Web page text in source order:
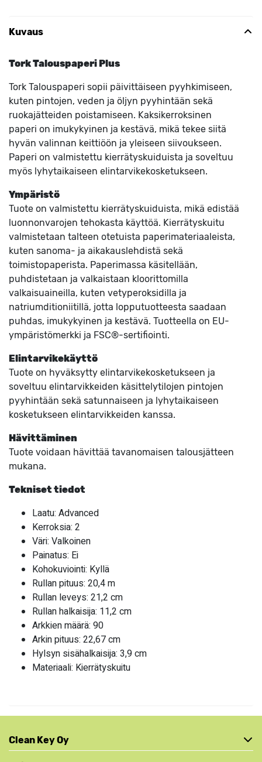
Kuvaus
Tork Talouspaperi Plus
Tork Talouspaperi sopii päivittäiseen pyyhkimiseen,
kuten pintojen, veden ja öljyn pyyhintään sekä
ruokajätteiden poistamiseen. Kaksikerroksinen
paperi on imukykyinen ja kestävä, mikä tekee siitä
hyvän valinnan keittiöön ja yleiseen siivoukseen.
Paperi on valmistettu kierrätyskuiduista ja soveltuu
myös lyhytaikaiseen elintarvikekosketukseen.
Ympäristö
Tuote on valmistettu kierrätyskuiduista, mikä edistää
luonnonvarojen tehokasta käyttöä. Kierrätyskuitu
valmistetaan talteen otetuista paperimateriaaleista,
kuten sanoma- ja aikakauslehdistä sekä
toimistopaperista. Paperimassa käsitellään,
puhdistetaan ja valkaistaan kloorittomilla
valkaisuaineilla, kuten vetyperoksidilla ja
natriumditioniitillä, jotta lopputuotteesta saadaan
puhdas, imukykyinen ja kestävä. Tuotteella on EU-
ympäristömerkki ja FSC®-sertifiointi.
Elintarvikekäyttö
Tuote on hyväksytty elintarvikekosketukseen ja
soveltuu elintarvikkeiden käsittelytilojen pintojen
pyyhintään sekä satunnaiseen ja lyhytaikaiseen
kosketukseen elintarvikkeiden kanssa.
Hävittäminen
Tuote voidaan hävittää tavanomaisen talousjätteen
mukana.
Tekniset tiedot
Laatu: Advanced
Kerroksia: 2
Väri: Valkoinen
Painatus: Ei
Kohokuviointi: Kyllä
Rullan pituus: 20,4 m
Rullan leveys: 21,2 cm
Rullan halkaisija: 11,2 cm
Arkkien määrä: 90
Arkin pituus: 22,67 cm
Hylsyn sisähalkaisija: 3,9 cm
Materiaali: Kierrätyskuitu
Clean Key Oy